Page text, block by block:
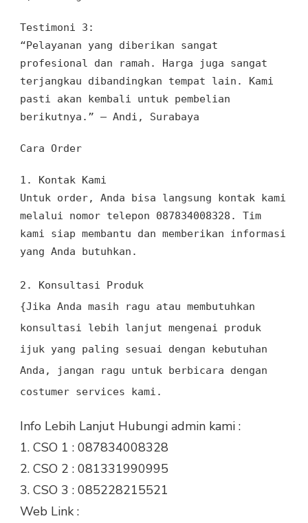
Testimoni 3:
“Pelayanan yang diberikan sangat
profesional dan ramah. Harga juga sangat
terjangkau dibandingkan tempat lain. Kami
pasti akan kembali untuk pembelian
berikutnya.” – Andi, Surabaya
Cara Order
1.
Kontak Kami
Untuk order, Anda bisa langsung kontak kami
melalui nomor telepon 087834008328. Tim
kami siap membantu dan memberikan informasi
yang Anda butuhkan.
2.
Konsultasi Produk
{Jika Anda masih ragu atau membutuhkan
konsultasi lebih lanjut mengenai produk
ijuk yang paling sesuai dengan kebutuhan
Anda, jangan ragu untuk berbicara dengan
costumer services kami.
Info Lebih Lanjut Hubungi admin kami :
1. CSO 1 : 087834008328
2. CSO 2 : 081331990995
3. CSO 3 : 085228215521
Web Link :